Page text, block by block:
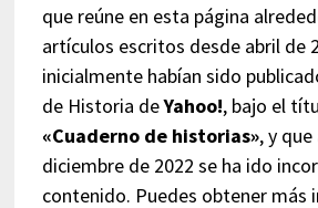
que reúne en esta página
artículos escritos desde abril de
inicialmente habían sido
de Historia deYahoo!, bajo el
«Cuaderno de historias», y
diciembre de 2022 se ha ido
contenido. Puedes obtener más